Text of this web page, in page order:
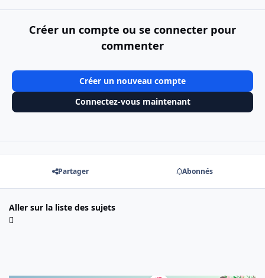
Créer un compte ou se connecter pour
commenter
Créer un nouveau compte
Connectez-vous maintenant
Partager Abonnés
Aller sur la liste des sujets